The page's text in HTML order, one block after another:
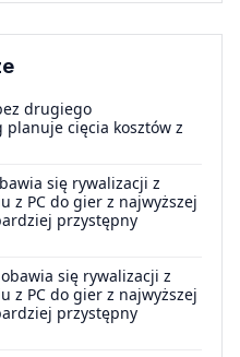
drugiego
planuje cięcia kosztów z
się rywalizacji z
z PC do gier z najwyższej
przystępny
się rywalizacji z
z PC do gier z najwyższej
przystępny